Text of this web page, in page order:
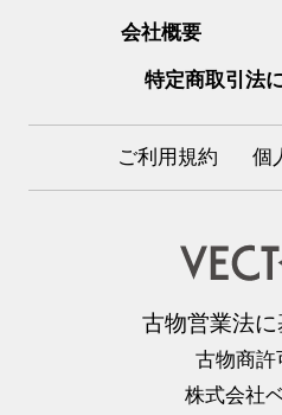
会社概要
特定商取引法
ご利用規約 個
古物営業法
古物商許
株式会社